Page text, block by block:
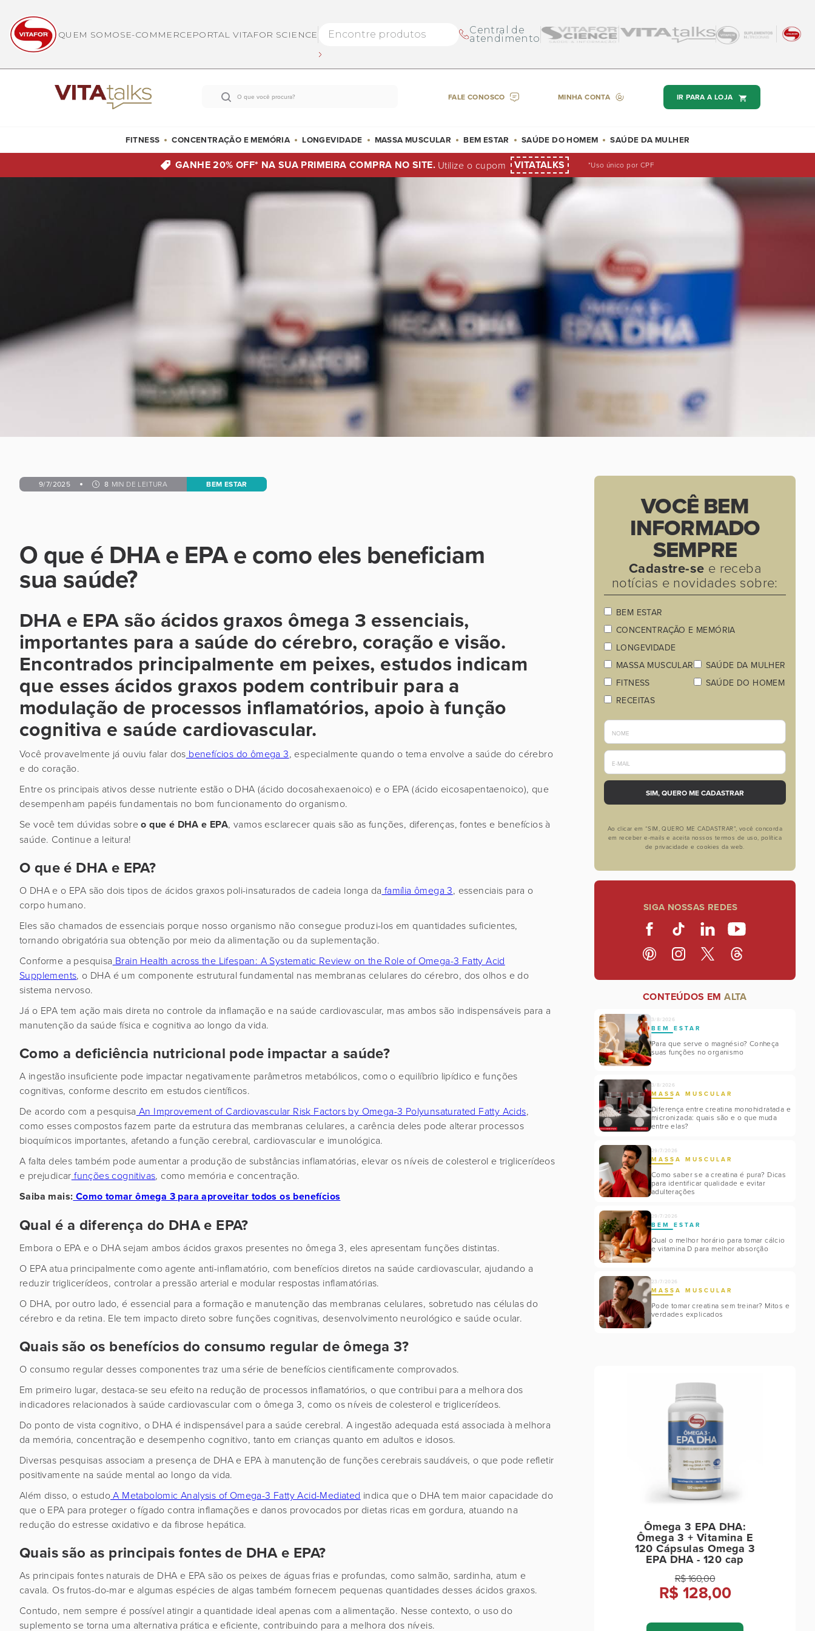
QUEM SOMOSE-COMMERCEPORTAL VITAFOR SCIENCE Central de
atendimento
FALE CONOSCO MINHA CONTA IR PARA A LOJA
FITNESS CONCENTRAÇÃO E MEMÓRIA LONGEVIDADE MASSA MUSCULAR BEM ESTAR SAÚDE DO HOMEM SAÚDE DA MULHER
GANHE 20% OFF* NA SUA PRIMEIRA COMPRA NO SITE. Utilize o cupom VITATALKS *Uso único por CPF
9/7/2025 8 MIN DE LEITURA BEM ESTAR
O que é DHA e EPA e como eles beneficiam
sua saúde?
DHA e EPA são ácidos graxos ômega 3 essenciais,
importantes para a saúde do cérebro, coração e visão.
Encontrados principalmente em peixes, estudos indicam
que esses ácidos graxos podem contribuir para a
modulação de processos inflamatórios, apoio à função
cognitiva e saúde cardiovascular.
Você provavelmente já ouviu falar dos benefícios do ômega 3, especialmente quando o tema envolve a saúde do cérebro
e do coração.
Entre os principais ativos desse nutriente estão o DHA (ácido docosahexaenoico) e o EPA (ácido eicosapentaenoico), que
desempenham papéis fundamentais no bom funcionamento do organismo.
Se você tem dúvidas sobreo que é DHA e EPA, vamos esclarecer quais são as funções, diferenças, fontes e benefícios à
saúde. Continue a leitura!
O que é DHA e EPA?
O DHA e o EPA são dois tipos de ácidos graxos poli-insaturados de cadeia longa da família ômega 3, essenciais para o
corpo humano.
Eles são chamados de essenciais porque nosso organismo não consegue produzi-los em quantidades suficientes,
tornando obrigatória sua obtenção por meio da alimentação ou da suplementação.
Conforme a pesquisa Brain Health across the Lifespan: A Systematic Review on the Role of Omega-3 Fatty Acid
Supplements, o DHA é um componente estrutural fundamental nas membranas celulares do cérebro, dos olhos e do
sistema nervoso.
Já o EPA tem ação mais direta no controle da inflamação e na saúde cardiovascular, mas ambos são indispensáveis para a
manutenção da saúde física e cognitiva ao longo da vida.
Como a deficiência nutricional pode impactar a saúde?
A ingestão insuficiente pode impactar negativamente parâmetros metabólicos, como o equilíbrio lipídico e funções
cognitivas, conforme descrito em estudos científicos.
De acordo com a pesquisa An Improvement of Cardiovascular Risk Factors by Omega-3 Polyunsaturated Fatty Acids,
como esses compostos fazem parte da estrutura das membranas celulares, a carência deles pode alterar processos
bioquímicos importantes, afetando a função cerebral, cardiovascular e imunológica.
A falta deles também pode aumentar a produção de substâncias inflamatórias, elevar os níveis de colesterol e triglicerídeos
e prejudicar funções cognitivas, como memória e concentração.
Saiba mais: Como tomar ômega 3 para aproveitar todos os benefícios
Qual é a diferença do DHA e EPA?
Embora o EPA e o DHA sejam ambos ácidos graxos presentes no ômega 3, eles apresentam funções distintas.
O EPA atua principalmente como agente anti-inflamatório, com benefícios diretos na saúde cardiovascular, ajudando a
reduzir triglicerídeos, controlar a pressão arterial e modular respostas inflamatórias.
O DHA, por outro lado, é essencial para a formação e manutenção das membranas celulares, sobretudo nas células do
cérebro e da retina. Ele tem impacto direto sobre funções cognitivas, desenvolvimento neurológico e saúde ocular.
Quais são os benefícios do consumo regular de ômega 3?
O consumo regular desses componentes traz uma série de benefícios cientificamente comprovados.
Em primeiro lugar, destaca-se seu efeito na redução de processos inflamatórios, o que contribui para a melhora dos
indicadores relacionados à saúde cardiovascular com o ômega 3, como os níveis de colesterol e triglicerídeos.
Do ponto de vista cognitivo, o DHA é indispensável para a saúde cerebral. A ingestão adequada está associada à melhora
da memória, concentração e desempenho cognitivo, tanto em crianças quanto em adultos e idosos.
Diversas pesquisas associam a presença de DHA e EPA à manutenção de funções cerebrais saudáveis, o que pode refletir
positivamente na saúde mental ao longo da vida.
Além disso, o estudoA Metabolomic Analysis of Omega-3 Fatty Acid-Mediated indica que o DHA tem maior capacidade do
que o EPA para proteger o fígado contra inflamações e danos provocados por dietas ricas em gordura, atuando na
redução do estresse oxidativo e da fibrose hepática.
Quais são as principais fontes de DHA e EPA?
As principais fontes naturais de DHA e EPA são os peixes de águas frias e profundas, como salmão, sardinha, atum e
cavala. Os frutos-do-mar e algumas espécies de algas também fornecem pequenas quantidades desses ácidos graxos.
Contudo, nem sempre é possível atingir a quantidade ideal apenas com a alimentação. Nesse contexto, o uso do
suplemento se torna uma alternativa prática e eficiente, contribuindo para a melhora dos níveis.
VOCÊ BEM
INFORMADO
SEMPRE
Cadastre-se e receba
notícias e novidades sobre:
BEM ESTAR
CONCENTRAÇÃO E MEMÓRIA
LONGEVIDADE
MASSA MUSCULAR
FITNESS
RECEITAS
SAÚDE DA MULHER
SAÚDE DO HOMEM
Ao clicar em “SIM, QUERO ME CADASTRAR”, você concorda
em receber e-mails e aceita nossos termos de uso, política
de privacidade e cookies da web.
SIGA NOSSAS REDES
CONTEÚDOS EMALTA
3/8/2026
BEM ESTAR
Para que serve o magnésio? Conheça
suas funções no organismo
3/8/2026
MASSA MUSCULAR
Diferença entre creatina monohidratada e
micronizada: quais são e o que muda
entre elas?
29/7/2026
MASSA MUSCULAR
Como saber se a creatina é pura? Dicas
para identificar qualidade e evitar
adulterações
29/7/2026
BEM ESTAR
Qual o melhor horário para tomar cálcio
e vitamina D para melhor absorção
23/7/2026
MASSA MUSCULAR
Pode tomar creatina sem treinar? Mitos e
verdades explicados
Ômega 3 EPA DHA:
Ômega 3 + Vitamina E
120 Cápsulas Omega 3
EPA DHA - 120 cap
R$ 160,00
R$ 128,00